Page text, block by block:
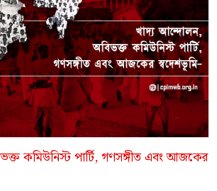
কমিউনিস্ট পার্টি, গণসঙ্গীত এবং আজকের